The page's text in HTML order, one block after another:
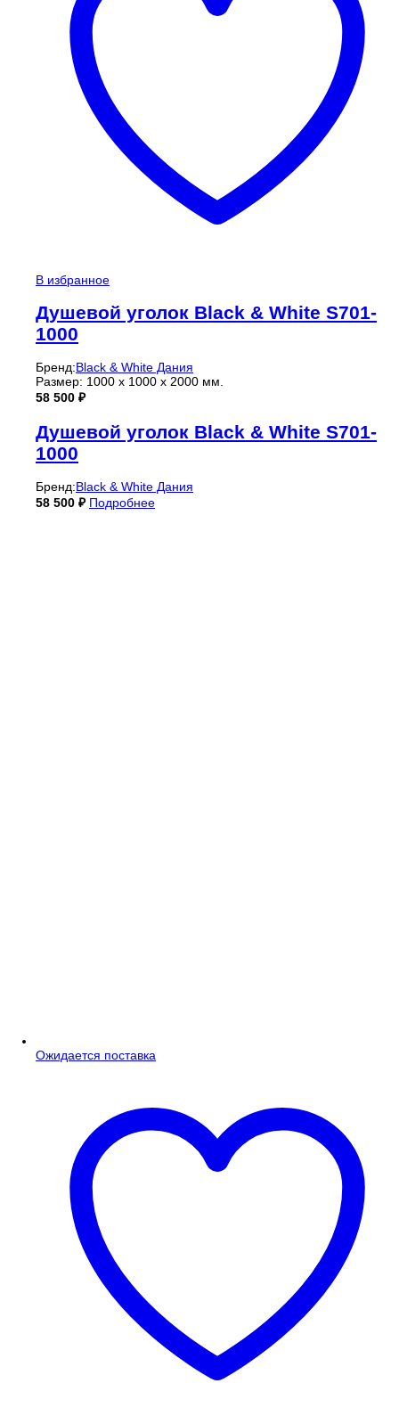
В избранное
Душевой уголок Black & White S701-
1000
Бренд:Black & White Дания
Размер: 1000 x 1000 x 2000 мм.
58 500 ₽
Душевой уголок Black & White S701-
1000
Бренд:Black & White Дания
58 500 ₽ Подробнее
Ожидается поставка